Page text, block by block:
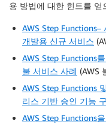
용 방법에 대한 힌트를 얻
AWS Step
개발용 신규 서비스
AWS Step Functions
불 서비스 사례 (AWS
AWS Step Functions
리스 기반 승인 기능
AWS Step Functions